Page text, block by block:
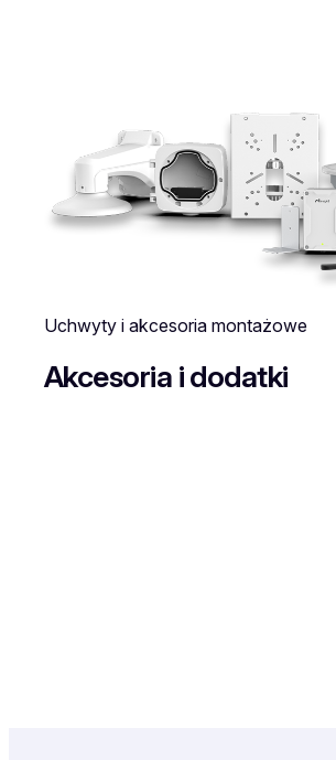
Uchwyty i akcesoria montażowe
Akcesoria i dodatki